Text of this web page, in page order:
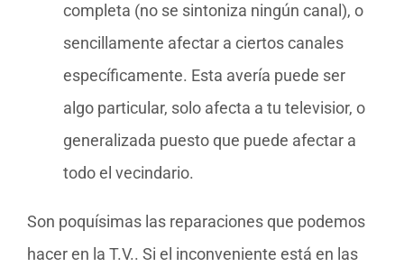
completa (no se sintoniza ningún canal), o
sencillamente afectar a ciertos canales
específicamente. Esta avería puede ser
algo particular, solo afecta a tu televisior, o
generalizada puesto que puede afectar a
todo el vecindario.
Son poquísimas las reparaciones que podemos
hacer en la T.V.. Si el inconveniente está en las